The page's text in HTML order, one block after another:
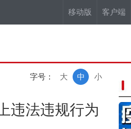
移动版 客户端
字号： 小
中
大
违法违规行为